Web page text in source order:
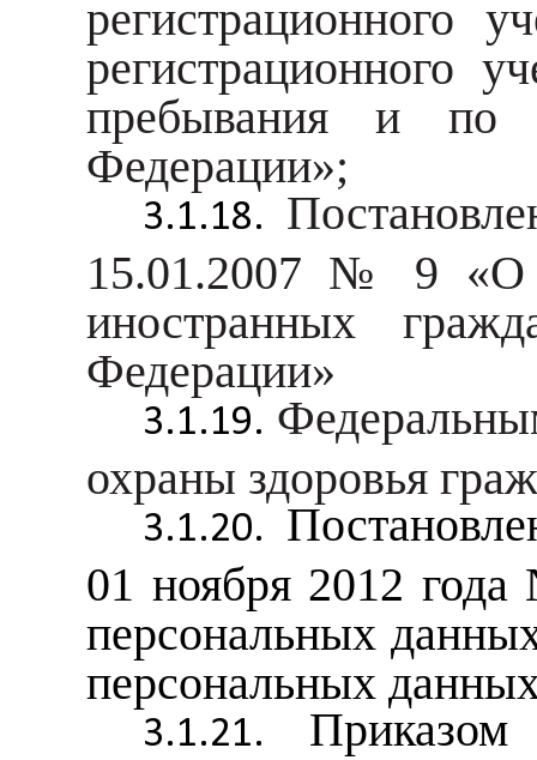
регистрационного
регистрационного
пребывания и по
Федерации»;
15.01.2007 № 9 «О
иностранных
Федерации»
охраны здоровья
01 ноября 2012
персональных
персональных